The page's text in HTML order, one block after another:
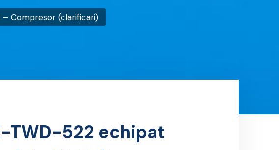
– Compresor (clarificari)
TWD-522 echipat